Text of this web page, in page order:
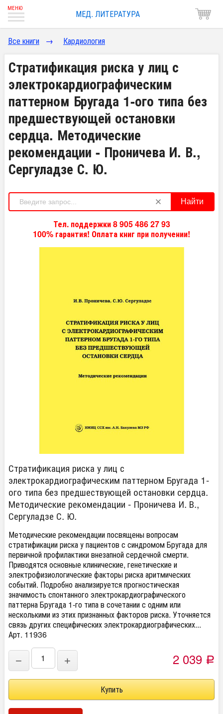
МЕД. ЛИТЕРАТУРА
Все книги → Кардиология
Стратификация риска у лиц с
электрокардиографическим
паттерном Бругада 1-ого типа без
предшествующей остановки
сердца. Методические
рекомендации - Проничева И. В.,
Сергуладзе С. Ю.
Найти
Тел. поддержки 8 905 486 27 93
100% гарантия! Оплата книг при получении!
Стратификация риска у лиц с
электрокардиографическим паттерном Бругада 1-
ого типа без предшествующей остановки сердца.
Методические рекомендации - Проничева И. В.,
Сергуладзе С. Ю.
​Методические рекомендации посвящены вопросам
стратификации риска у пациентов с синдромом Бругада для
первичной профилактики внезапной сердечной смерти.
Приводятся основные клинические, генетические и
электрофизиологические факторы риска аритмических
событий. Подробно анализируется прогностическая
значимость спонтанного электрокардиографического
паттерна Бругада 1-го типа в сочетании с одним или
несколькими из этих признанных факторов риска. Уточняется
связь других специфических электрокардиографических...
Арт. 11936
− + 2 039 Р